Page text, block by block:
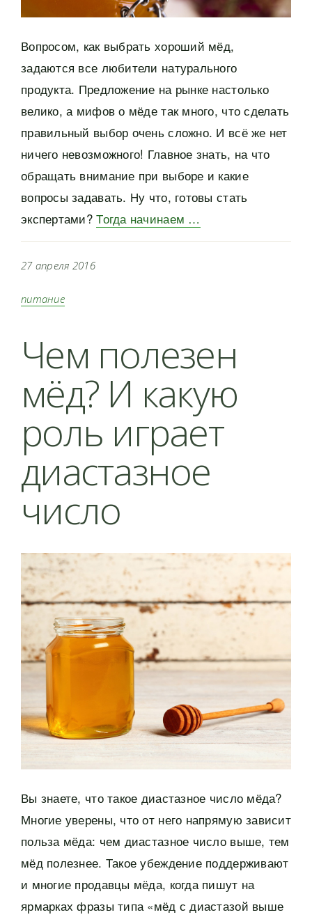
Вопросом, как выбрать хороший мёд,
задаются все любители натурального
продукта. Предложение на рынке настолько
велико, а мифов о мёде так много, что сделать
правильный выбор очень сложно. И всё же нет
ничего невозможного! Главное знать, на что
обращать внимание при выборе и какие
вопросы задавать. Ну что, готовы стать
экспертами?Тогда начинаем …
27 апреля 2016
питание
Чем полезен
мёд? И какую
роль играет
диастазное
число
Вы знаете, что такое диастазное число мёда?
Многие уверены, что от него напрямую зависит
польза мёда: чем диастазное число выше, тем
мёд полезнее. Такое убеждение поддерживают
и многие продавцы мёда, когда пишут на
ярмарках фразы типа «мёд с диастазой выше